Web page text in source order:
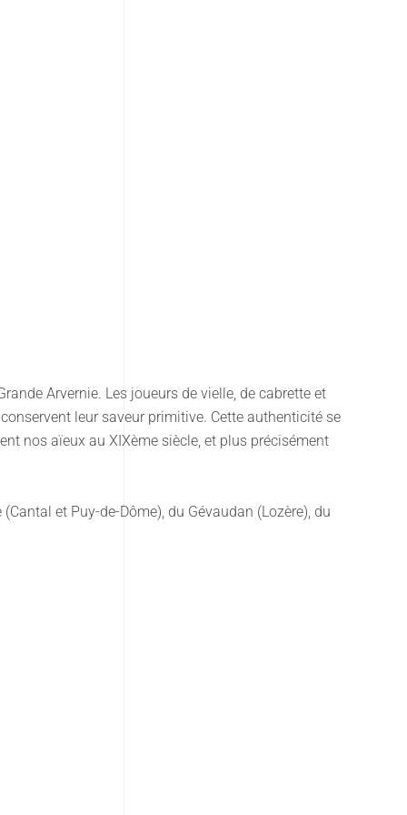
Arvernie. Les joueurs de vielle, de cabrette et
leur saveur primitive. Cette authenticité se
nos aïeux au XIXème siècle, et plus précisément
et Puy-de-Dôme), du Gévaudan (Lozère), du